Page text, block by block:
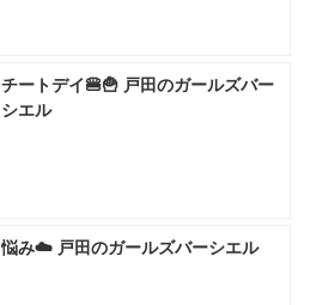
チートデイ🍔🍟 戸田のガールズバー
シエル
悩み☁️ 戸田のガールズバーシエル